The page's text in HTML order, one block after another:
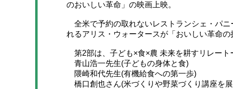
のおいしい革命」の映画上映。
全米で予約の取れないレストランシェ・パ
れるアリス・ウォータースが「おいしい革命の
第2部は、子ども×食×農 未来を耕すリレート
青山浩一先生(子どもの身体と食)
隈崎和代先生(有機給食への第一歩)
橋口創也さん(米づくりや野菜づくり講座を